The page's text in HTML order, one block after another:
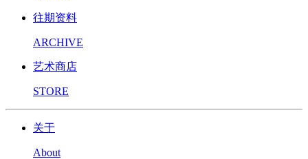
往期资料
ARCHIVE
艺术商店
STORE
关于
About